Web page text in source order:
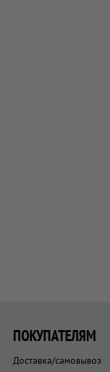
ПОКУПАТЕЛЯМ
Доставка/самовывоз